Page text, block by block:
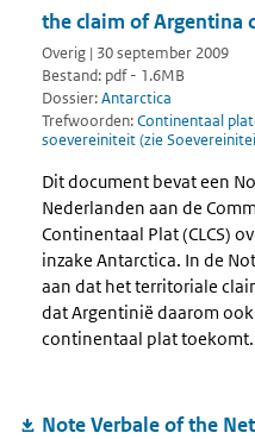
the claim of Argentina
Overig | 30 september 2009
Bestand: pdf - 1.6MB
Dossier:Antarctica
Trefwoorden:Continentaal
soevereiniteit (zie
Dit document bevat een
Nederlanden aan de
Continentaal Plat (CLCS)
inzake Antarctica. In de
aan dat het territoriale
dat Argentinië daarom
continentaal plat toekomt.
Note Verbale of the